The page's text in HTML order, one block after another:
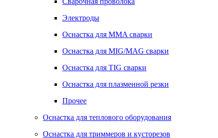
Электроды
Оснастка для MMA сварки
Оснастка для MIG/MAG сварки
Оснастка для TIG сварки
Оснастка для плазменной резки
Прочее
Оснастка для теплового оборудования
Оснастка для триммеров и кусторезов